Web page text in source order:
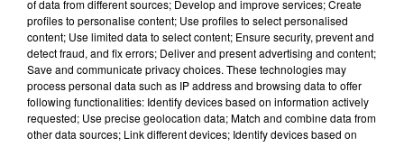
20 juillet 2026
UNE ADOLESCENTE DEVANT SE FAIRE
of data from different sources; Develop and improve services; Create
profiles to personalise content; Use profiles to select personalised
content; Use limited data to select content; Ensure security, prevent and
detect fraud, and fix errors; Deliver and present advertising and content;
Save and communicate privacy choices. These technologies may
process personal data such as IP address and browsing data to offer
following functionalities: Identify devices based on information actively
requested; Use precise geolocation data; Match and combine data from
other data sources; Link different devices; Identify devices based on